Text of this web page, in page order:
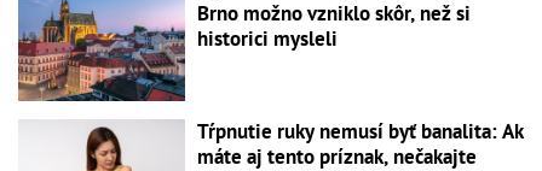
Brno možno vzniklo skôr, než si
historici mysleli
Tŕpnutie ruky nemusí byť banalita: Ak
máte aj tento príznak, nečakajte